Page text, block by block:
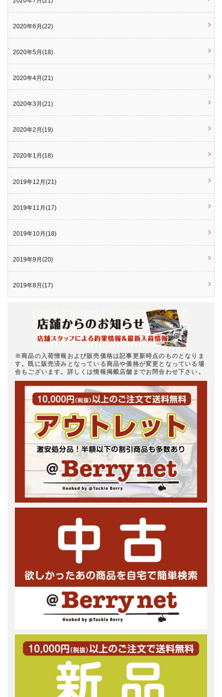
2020年6月(22)
2020年5月(18)
2020年4月(21)
2020年3月(21)
2020年2月(19)
2020年1月(18)
2019年12月(21)
2019年11月(17)
2019年10月(18)
2019年9月(20)
2019年8月(17)
※商品の入荷情報および販売価格は記事更新時点のものとなりま
す。既に販売済みとなっている商品や価格が変更となっている場
合もございます。詳しくは情報掲載店舗までお問合わせ下さい。